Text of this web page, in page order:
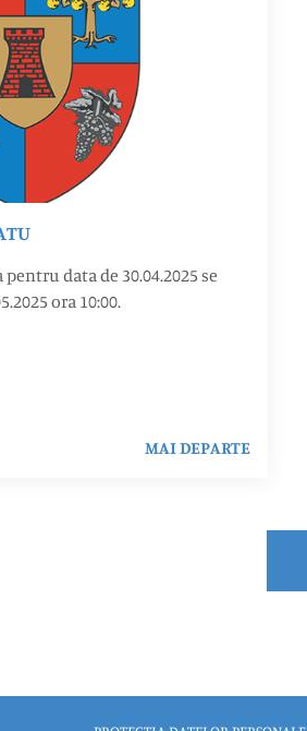
data de 30.04.2025 se
ora 10:00.
MAI DEPARTE